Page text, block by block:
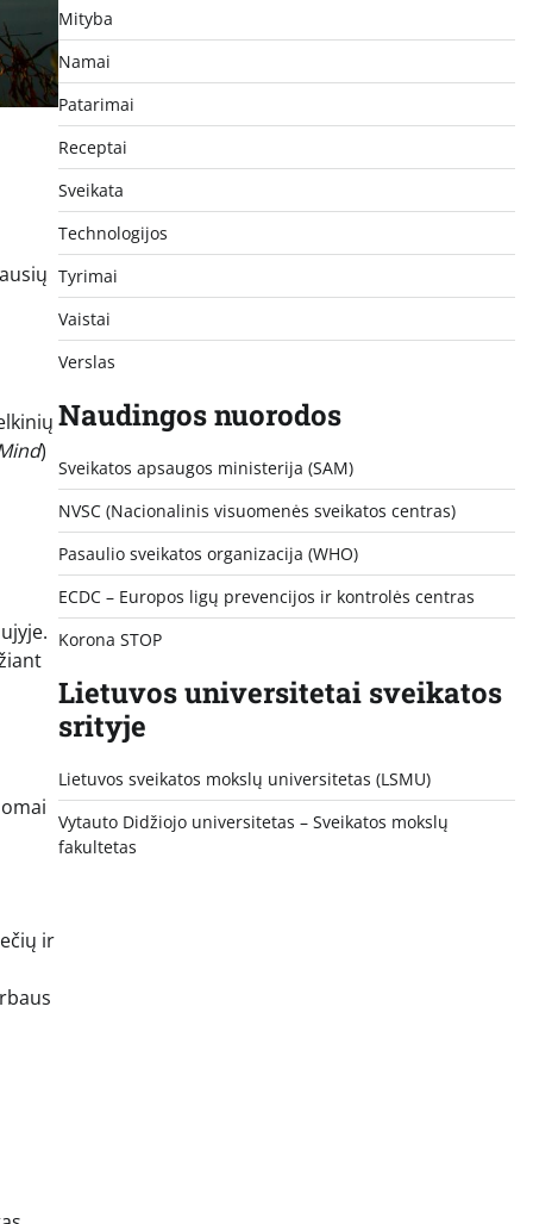
)
ir
Mityba
Namai
Patarimai
Receptai
Sveikata
Technologijos
Tyrimai
Vaistai
Verslas
Naudingos nuorodos
Sveikatos apsaugos ministerija (SAM)
NVSC (Nacionalinis visuomenės sveikatos centras)
Pasaulio sveikatos organizacija (WHO)
ECDC – Europos ligų prevencijos ir kontrolės centras
Korona STOP
Lietuvos universitetai sveikatos
srityje
Lietuvos sveikatos mokslų universitetas (LSMU)
Vytauto Didžiojo universitetas – Sveikatos mokslų
fakultetas